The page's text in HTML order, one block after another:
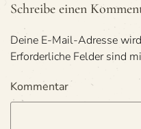
Schreibe einen
Deine E-Mail-Adresse
Erforderliche Felder sind
Kommentar